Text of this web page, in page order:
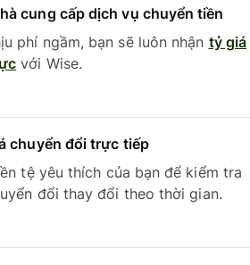
cung cấp dịch vụ chuyển tiền
phí ngầm, bạn sẽ luôn nhận tỷ giá
với Wise.
chuyển đổi trực tiếp
tệ yêu thích của bạn để kiểm tra
đổi thay đổi theo thời gian.